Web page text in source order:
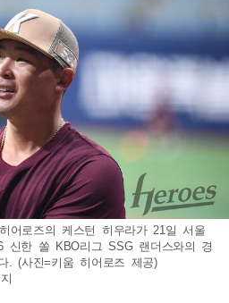
어로즈의 케스턴 히우라가 21일 서울
신한 쏠 KBO리그 SSG 랜더스와의 경
. (사진=키움 히어로즈 제공)